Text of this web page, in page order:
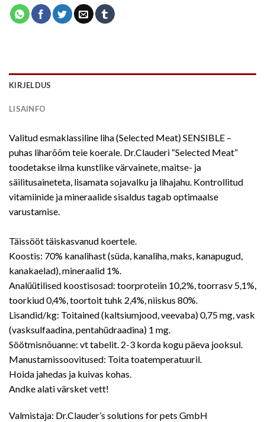
KIRJELDUS
LISAINFO
Valitud esmaklassiline liha (Selected Meat) SENSIBLE –
puhas liharõõm teie koerale. Dr.Clauderi “Selected Meat”
toodetakse ilma kunstlike värvainete, maitse- ja
säilitusaineteta, lisamata sojavalku ja lihajahu. Kontrollitud
vitamiinide ja mineraalide sisaldus tagab optimaalse
varustamise.
Täissööt täiskasvanud koertele.
Koostis: 70% kanalihast (süda, kanaliha, maks, kanapugud,
kanakaelad), mineraalid 1%.
Analüütilised koostisosad: toorproteiin 10,2%, toorrasv 5,1%,
toorkiud 0,4%, toortoit tuhk 2,4%, niiskus 80%.
Lisandid/kg: Toitained (kaltsiumjood, veevaba) 0,75 mg, vask
(vasksulfaadina, pentahüdraadina) 1 mg.
Söötmisnõuanne: vt tabelit. 2-3 korda kogu päeva jooksul.
Manustamissoovitused: Toita toatemperatuuril.
Hoida jahedas ja kuivas kohas.
Andke alati värsket vett!
Valmistaja: Dr.Clauder’s solutions for pets GmbH